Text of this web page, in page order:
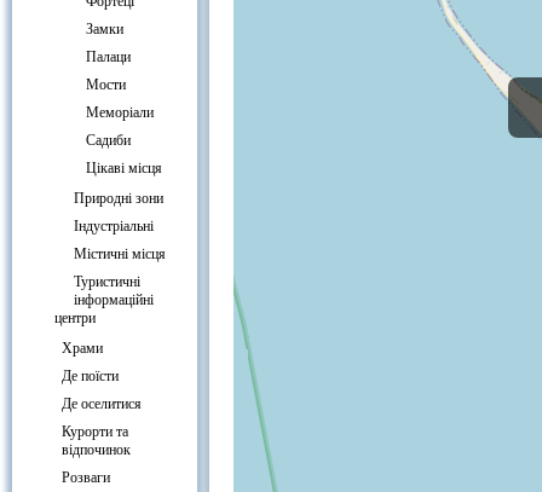
Замки
Палаци
Мости
Меморіали
Садиби
Цікаві місця
Природні зони
Індустріальні
Містичні місця
Туристичні
інформаційні
центри
Храми
Де поїсти
Де оселитися
Курорти та
відпочинок
Розваги